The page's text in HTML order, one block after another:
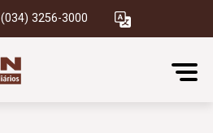
(034) 3256-3000